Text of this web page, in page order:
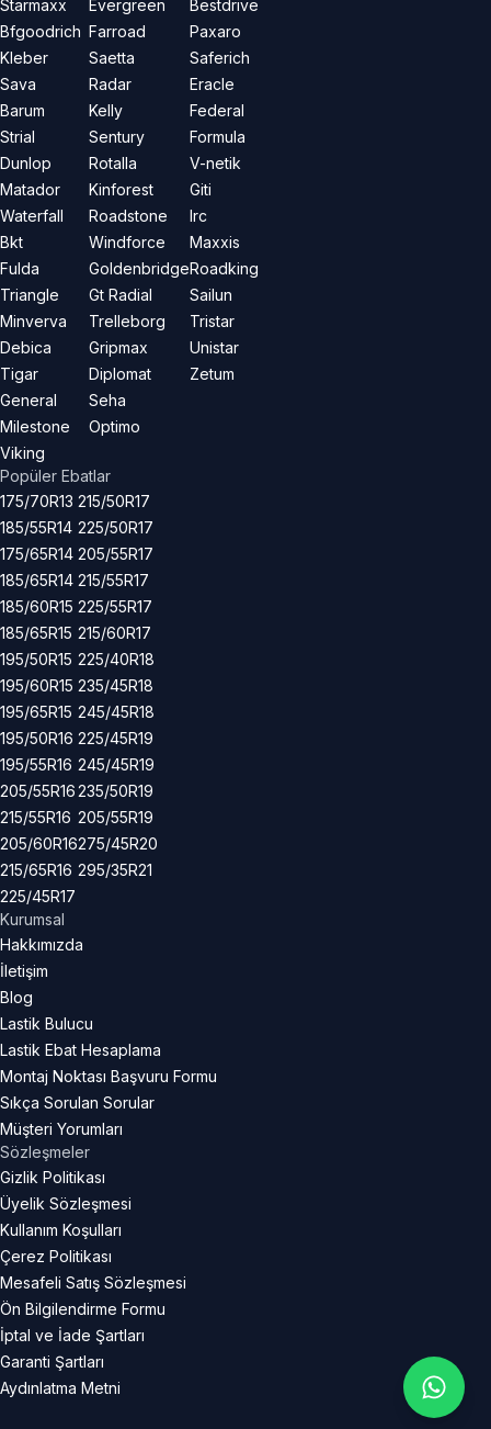
Starmaxx
Bfgoodrich
Kleber
Sava
Barum
Strial
Dunlop
Matador
Waterfall
Bkt
Fulda
Triangle
Minverva
Debica
Tigar
General
Milestone
Viking
Evergreen
Farroad
Saetta
Radar
Kelly
Sentury
Rotalla
Kinforest
Roadstone
Windforce
Goldenbridge
Gt Radial
Trelleborg
Gripmax
Diplomat
Seha
Optimo
Bestdrive
Paxaro
Saferich
Eracle
Federal
Formula
V-netik
Giti
Irc
Maxxis
Roadking
Sailun
Tristar
Unistar
Zetum
Popüler Ebatlar
175/70R13
185/55R14
175/65R14
185/65R14
185/60R15
185/65R15
195/50R15
195/60R15
195/65R15
195/50R16
195/55R16
205/55R16
215/55R16
205/60R16
215/65R16
225/45R17
215/50R17
225/50R17
205/55R17
215/55R17
225/55R17
215/60R17
225/40R18
235/45R18
245/45R18
225/45R19
245/45R19
235/50R19
205/55R19
275/45R20
295/35R21
Kurumsal
Hakkımızda
İletişim
Blog
Lastik Bulucu
Lastik Ebat Hesaplama
Montaj Noktası Başvuru Formu
Sıkça Sorulan Sorular
Müşteri Yorumları
Sözleşmeler
Gizlik Politikası
Üyelik Sözleşmesi
Kullanım Koşulları
Çerez Politikası
Mesafeli Satış Sözleşmesi
Ön Bilgilendirme Formu
İptal ve İade Şartları
Garanti Şartları
Aydınlatma Metni